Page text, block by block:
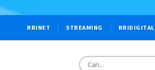
RRINET STREAMING RRIDIGITAL